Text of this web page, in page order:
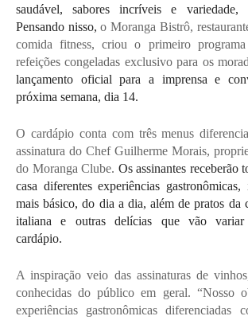
saudável, sabores incríveis e variedade,
Pensando nisso, o Moranga Bistrô,
comida fitness, criou o primeiro
lançamento oficial para a imprensa e
próxima semana, dia 14.
O cardápio conta com três menus
assinatura do Chef Guilherme Morais,
do Moranga Clube. Os assinantes receberão
casa diferentes experiências
mais básico, do dia a dia, além de pratos da
italiana e outras delícias que vão variar
cardápio.
A inspiração veio das assinaturas de
conhecidas do público em geral. “Nosso
experiências gastronômicas diferenciadas